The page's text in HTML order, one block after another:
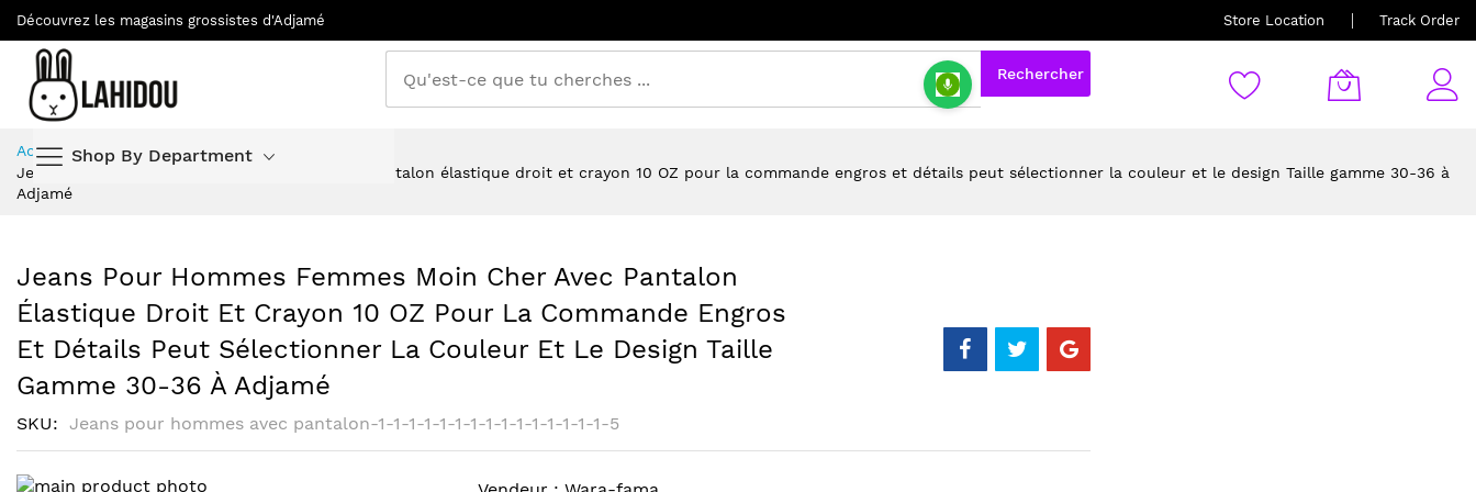
Découvrez les magasins grossistes d'Adjamé Store Location Track Order
Shop By Department
Rechercher
au
contenu
Accueil
Vêtements
Jeans pour hommes femmes moin cher avec pantalon élastique droit et crayon 10 OZ pour la commande engros et détails peut sélectionner la couleur et le design Taille gamme 30-36 à
Adjamé
Jeans Pour Hommes Femmes Moin Cher Avec Pantalon
Élastique Droit Et Crayon 10 OZ Pour La Commande Engros
Et Détails Peut Sélectionner La Couleur Et Le Design Taille
Gamme 30-36 À Adjamé
SKU Jeans pour hommes avec pantalon-1-1-1-1-1-1-1-1-1-1-1-1-1-1-1-5
Skip